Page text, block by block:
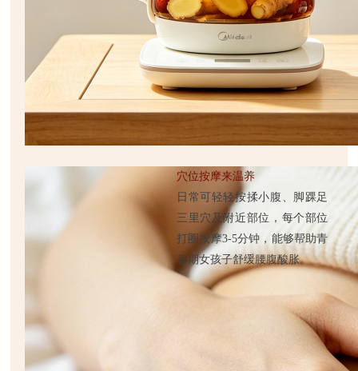
穴位按摩来温养
日常可轻轻按揉小腹、脚踝足
三里穴及附近部位，每个部位
打圈按摩3-5分钟，能够帮助青
春期女孩子舒缓腰腹酸胀。